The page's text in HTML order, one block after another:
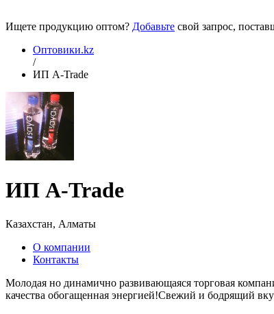
Ищете продукцию оптом? Добавьте свой запрос,
Оптовики.kz
/
ИП A-Trade
ИП A-Trade
Казахстан, Алматы
О компании
Контакты
Молодая но динамично развивающаяся торговая
качества обогащенная энергией!Свежий и бодрящий